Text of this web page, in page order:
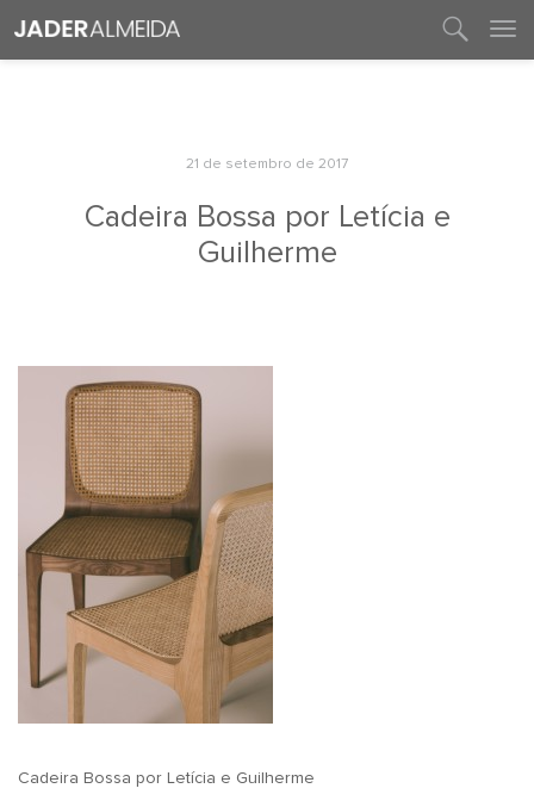
21 de setembro de 2017
Cadeira Bossa por Letícia e
Guilherme
Cadeira Bossa por Letícia e Guilherme